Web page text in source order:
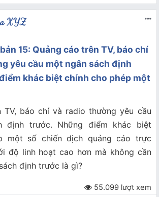
XYZ
15: Quảng cáo trên TV, báo chí
yêu cầu một ngân sách định
khác biệt chính cho phép một
TV, báo chí và radio thường yêu cầu
định trước. Những điểm khác biệt
một số chiến dịch quảng cáo trực
độ linh hoạt cao hơn mà không cần
định trước là gì?
55.099 lượt xem